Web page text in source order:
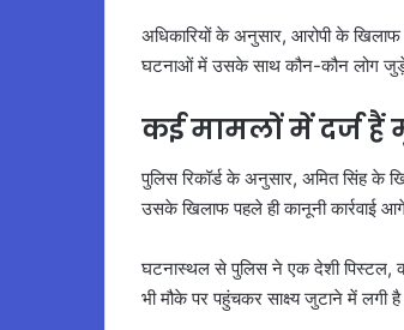
अधिकारियों के अनुसार, आरोपी के खिलाफ
घटनाओं में उसके साथ कौन-कौन लोग
कई मामलों में दर्ज
पुलिस रिकॉर्ड के अनुसार, अमित सिंह के
उसके खिलाफ पहले ही कानूनी कार्रवाई
घटनास्थल से पुलिस ने एक देशी पिस्टल,
भी मौके पर पहुंचकर साक्ष्य जुटाने में लगी